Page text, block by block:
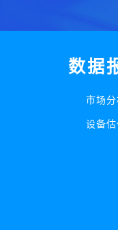
数据
市场分
设备估